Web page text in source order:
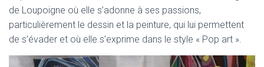
de Loupoigne où elle s’adonne à ses passions,
particulièrement le dessin et la peinture, qui lui permettent
de s’évader et où elle s’exprime dans le style « Pop art ».